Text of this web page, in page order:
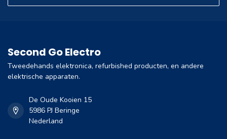
Second Go Electro
Tweedehands elektronica, refurbished producten, en andere
elektrische apparaten.
De Oude Kooien 15
5986 PJ Beringe
Nederland